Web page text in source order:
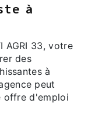
à
AGRI 33, votre
des
à
peut
offre d'emploi